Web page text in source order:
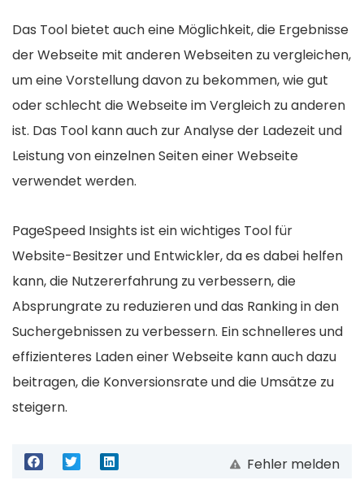
Das Tool bietet auch eine Möglichkeit, die Ergebnisse
der Webseite mit anderen Webseiten zu vergleichen,
um eine Vorstellung davon zu bekommen, wie gut
oder schlecht die Webseite im Vergleich zu anderen
ist. Das Tool kann auch zur Analyse der Ladezeit und
Leistung von einzelnen Seiten einer Webseite
verwendet werden.
PageSpeed Insights ist ein wichtiges Tool für
Website-Besitzer und Entwickler, da es dabei helfen
kann, die Nutzererfahrung zu verbessern, die
Absprungrate zu reduzieren und das Ranking in den
Suchergebnissen zu verbessern. Ein schnelleres und
effizienteres Laden einer Webseite kann auch dazu
beitragen, die Konversionsrate und die Umsätze zu
steigern.
Fehler melden